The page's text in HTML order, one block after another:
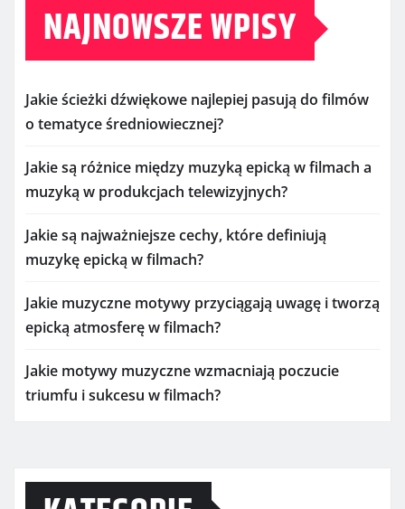
NAJNOWSZE WPISY
Jakie ścieżki dźwiękowe najlepiej pasują do filmów
o tematyce średniowiecznej?
Jakie są różnice między muzyką epicką w filmach a
muzyką w produkcjach telewizyjnych?
Jakie są najważniejsze cechy, które definiują
muzykę epicką w filmach?
Jakie muzyczne motywy przyciągają uwagę i tworzą
epicką atmosferę w filmach?
Jakie motywy muzyczne wzmacniają poczucie
triumfu i sukcesu w filmach?